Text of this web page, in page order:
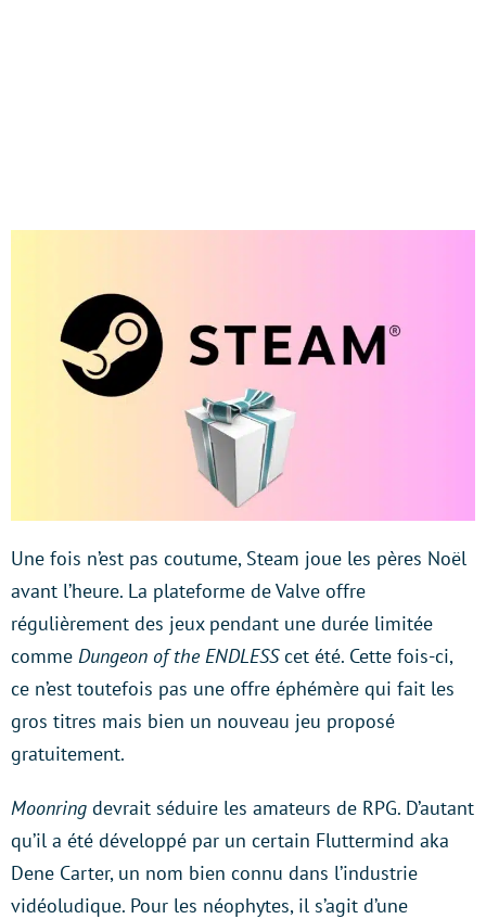
Une fois n’est pas coutume, Steam joue les pères Noël
avant l’heure. La plateforme de Valve offre
régulièrement des jeux pendant une durée limitée
comme Dungeon of the ENDLESScet été. Cette fois-ci,
ce n’est toutefois pas une offre éphémère qui fait les
gros titres mais bien un nouveau jeu proposé
gratuitement.
Moonring devrait séduire les amateurs de RPG. D’autant
qu’il a été développé par un certain Fluttermind aka
Dene Carter, un nom bien connu dans l’industrie
vidéoludique. Pour les néophytes, il s’agit d’une